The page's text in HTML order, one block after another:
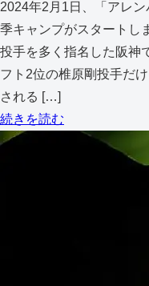
2024年2月1日、「アレ
季キャンプがスタートし
投手を多く指名した阪神
フト2位の椎原剛投手だ
される […]
続きを読む